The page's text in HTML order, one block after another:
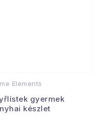
Elements
gyermek
készlet